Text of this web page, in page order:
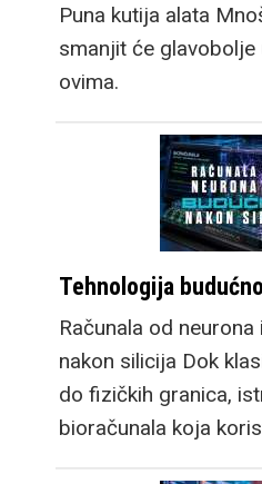
Puna kutija alata
smanjit će glavobolje
ovima.
Tehnologija
Računala od
nakon silicija Dok
do fizičkih granica,
bioračunala koja